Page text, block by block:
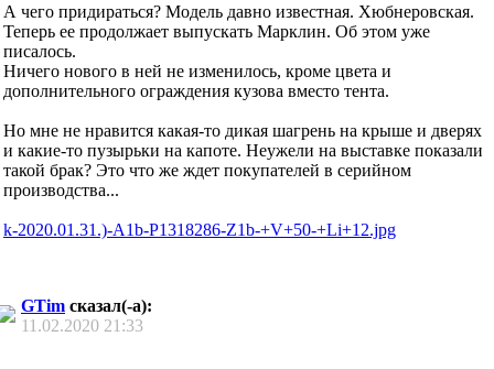
А чего придираться? Модель давно известная. Хюбнеровская.
Теперь ее продолжает выпускать Марклин. Об этом уже
писалось.
Ничего нового в ней не изменилось, кроме цвета и
дополнительного ограждения кузова вместо тента.
Но мне не нравится какая-то дикая шагрень на крыше и дверях
и какие-то пузырьки на капоте. Неужели на выставке показали
такой брак? Это что же ждет покупателей в серийном
производства...
k-2020.01.31.)-A1b-P1318286-Z1b-+V+50-+Li+12.jpg
GTim сказал(-а):
11.02.2020 21:33